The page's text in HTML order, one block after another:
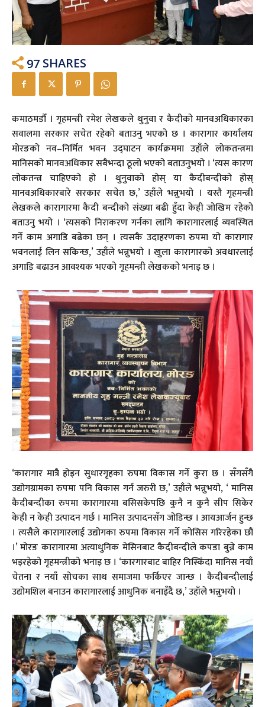
97 SHARES
कमाठमडौँ । गृहमन्त्री रमेश लेखकले थुनुवा र कैदीको मानवअधिकारका
सवालमा सरकार सचेत रहेको बताउनु भएको छ । कारागार कार्यालय
मोरङको नव–निर्मित भवन उद्घाटन कार्यक्रममा उहाँले लोकतन्त्रमा
मानिसको मानवअधिकार सबैभन्दा ठूलो भएको बताउनुभयो । ‘त्यस कारण
लोकतन्त्र चाहिएको हो । थुनुवाको होस् या कैदीबन्दीको होस्
मानवअधिकारबारे सरकार सचेत छ,’ उहाँले भन्नुभयो । यस्तै गृहमन्त्री
लेखकले कारागारमा कैदी बन्दीको संख्या बढी हुँदा केही जोखिम रहेको
बताउनु भयो । ‘त्यसको निराकरण गर्नका लागि कारागारलाई व्यवस्थित
गर्ने काम अगाडि बढेका छन् । त्यसकै उदाहरणका रुपमा यो कारागार
भवनलाई लिन सकिन्छ,’ उहाँले भन्नुभयो । खुला कारागारको अवधारलाई
अगाडि बढाउन आवश्यक भएको गृहमन्त्री लेखकको भनाइ छ ।
‘कारागार मात्रै होइन सुधारगृहका रुपमा विकास गर्ने कुरा छ । सँगसँगै
उद्योगग्रामका रुपमा पनि विकास गर्न जरुरी छ,’ उहाँले भन्नुभयो, ‘ मानिस
कैदीबन्दीका रुपमा कारागारमा बसिसकेपछि कुनै न कुनै सीप सिकेर
केही न केही उत्पादन गर्छ । मानिस उत्पादनसँग जोडिन्छ । आयआर्जन हुन्छ
। त्यसैले कारागारलाई उद्योगका रुपमा विकास गर्ने कोसिस गरिरहेका छौं
।’ मोरङ कारागारमा अत्याधुनिक मेसिनबाट कैदीबन्दीले कपडा बुन्ने काम
भइरहेको गृहमन्त्रीको भनाइ छ । ‘कारगारबाट बाहिर निस्किँदा मानिस नयाँ
चेतना र नयाँ सोचका साथ समाजमा फर्किएर जान्छ । कैदीबन्दीलाई
उद्योमशिल बनाउन कारागारलाई आधुनिक बनाइँदै छ,’ उहाँले भन्नुभयो ।